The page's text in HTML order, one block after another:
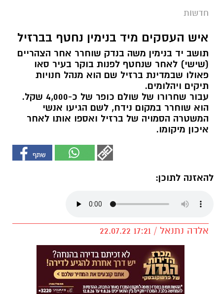
חדשות
איש העסקים מיד בנימין נחטף בברזיל
תושב יד בנימין משה בנדק שוחרר אחר הצהריים
(שישי) לאחר שנחטף לפנות בוקר בעיר סאו
פאולו שבמדינת ברזיל שם הוא מנהל חנויות
תיקים ויהלומים.
עבור שחרורו של שולם כופר של כ-4,000 שקל.
הוא שוחרר במקום נידח, לשם הגיעו אנשי
המשטרה הסמויה של ברזיל ואספו אותו לאחר
איכון מיקומו.
להאזנה לתוכן:
אלדה נתנאל / 17:21 22.07.22